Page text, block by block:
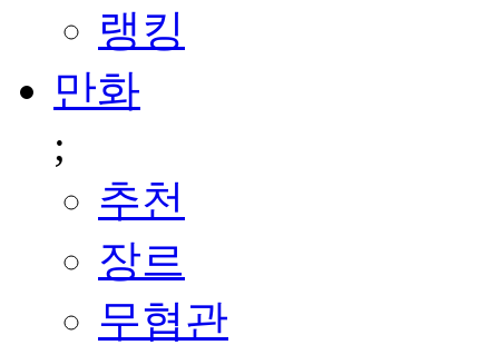
랭킹
만화
;
추천
장르
무협관